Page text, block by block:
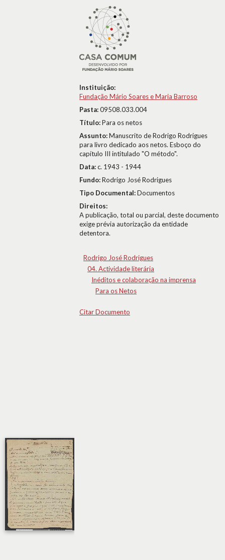
Instituição:
Fundação Mário Soares e Maria Barroso
Pasta:09508.033.004
Título:Para os netos
Assunto:Manuscrito de Rodrigo Rodrigues
para livro dedicado aos netos. Esboço do
capítulo III intitulado "O método".
Data:c. 1943 - 1944
Fundo:Rodrigo José Rodrigues
Tipo Documental:Documentos
Direitos:
A publicação, total ou parcial, deste documento
exige prévia autorização da entidade
detentora.
Rodrigo José Rodrigues
04. Actividade literária
Inéditos e colaboração na imprensa
Para os Netos
Citar Documento